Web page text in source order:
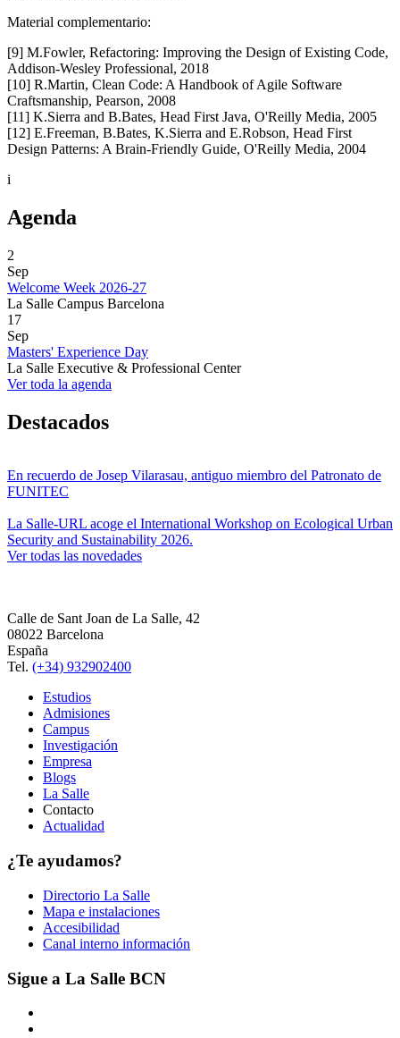
Material complementario:
[9] M.Fowler, Refactoring: Improving the Design of Existing Code,
Addison-Wesley Professional, 2018
[10] R.Martin, Clean Code: A Handbook of Agile Software
Craftsmanship, Pearson, 2008
[11] K.Sierra and B.Bates, Head First Java, O'Reilly Media, 2005
[12] E.Freeman, B.Bates, K.Sierra and E.Robson, Head First
Design Patterns: A Brain-Friendly Guide, O'Reilly Media, 2004
i
Agenda
2
Sep
Welcome Week 2026-27
La Salle Campus Barcelona
17
Sep
Masters' Experience Day
La Salle Executive & Professional Center
Ver toda la agenda
Destacados
En recuerdo de Josep Vilarasau, antiguo miembro del Patronato de
FUNITEC
La Salle-URL acoge el International Workshop on Ecological Urban
Security and Sustainability 2026.
Ver todas las novedades
Calle de Sant Joan de La Salle, 42
08022 Barcelona
España
Tel. (+34) 932902400
Estudios
Admisiones
Campus
Investigación
Empresa
Blogs
La Salle
Contacto
Actualidad
¿Te ayudamos?
Directorio La Salle
Mapa e instalaciones
Accesibilidad
Canal interno información
Sigue a La Salle BCN